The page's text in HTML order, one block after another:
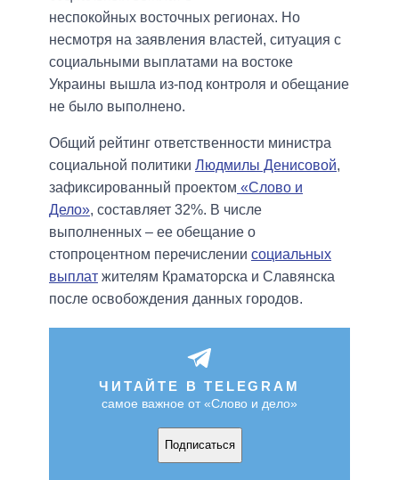
неспокойных восточных регионах. Но
несмотря на заявления властей, ситуация с
социальными выплатами на востоке
Украины вышла из-под контроля и обещание
не было выполнено.
Общий рейтинг ответственности министра
социальной политики Людмилы Денисовой,
зафиксированный проектом «Слово и
Дело», составляет 32%. В числе
выполненных – ее обещание о
стопроцентном перечислении социальных
выплат жителям Краматорска и Славянска
после освобождения данных городов.
ЧИТАЙТЕ В TELEGRAM
самое важное от «Слово и дело»
Подписаться